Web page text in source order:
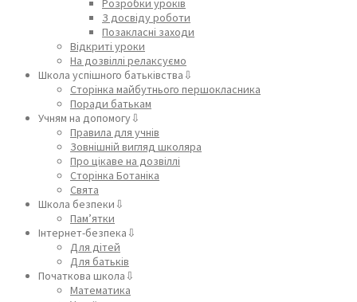
Розробки уроків
З досвіду роботи
Позакласні заходи
Відкриті уроки
На дозвіллі релаксуємо
Школа успішного батьківства⇩
Сторінка майбутнього першокласника
Поради батькам
Учням на допомогу⇩
Правила для учнів
Зовнішній вигляд школяра
Про цікаве на дозвіллі
Сторінка Ботаніка
Свята
Школа безпеки⇩
Пам’ятки
Інтернет-безпека⇩
Для дітей
Для батьків
Початкова школа⇩
Математика